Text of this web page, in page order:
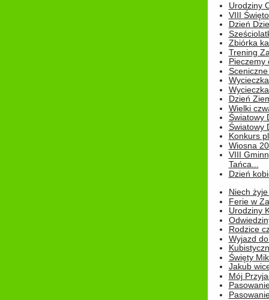
Urodziny
VIII
Dzień
Zbiórka
Trening
Pieczemy
Dzień
Wielki
Światowy
Światowy
Konkurs
Wiosna
VIII
Tańca...
Dzień
Niech
Ferie w
Urodziny
Rodzice
Wyjazd
Święty
Jakub
Mój